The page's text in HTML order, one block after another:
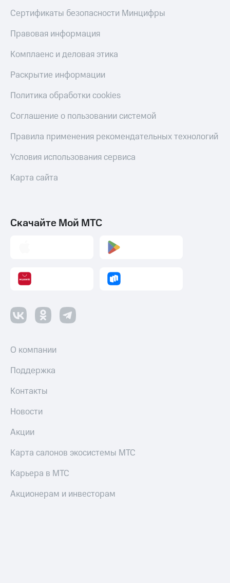
Сертификаты безопасности Минцифры
Правовая информация
Комплаенс и деловая этика
Раскрытие информации
Политика обработки cookies
Соглашение о пользовании системой
Правила применения рекомендательных технологий
Условия использования сервиса
Карта сайта
Скачайте Мой МТС
О компании
Поддержка
Контакты
Новости
Акции
Карта салонов экосистемы МТС
Карьера в МТС
Акционерам и инвесторам